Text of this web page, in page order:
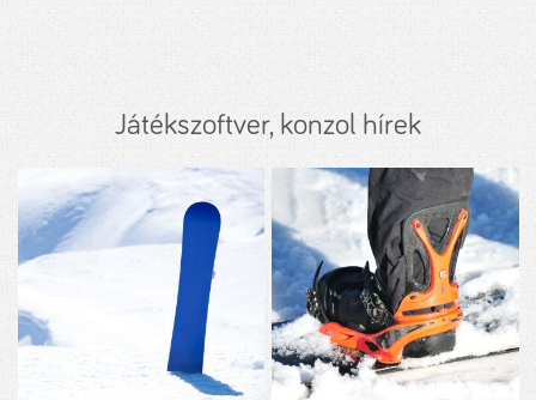
Játékszoftver, konzol hírek